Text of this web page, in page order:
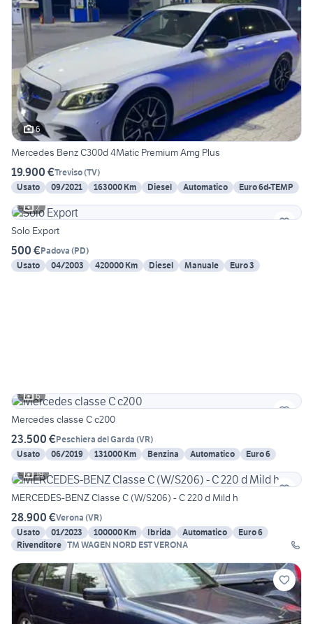
6
Mercedes Benz C300d 4Matic Premium Amg Plus
19.900 €Treviso(TV)
Usato
09/2021 163000 Km Diesel Automatico
Euro 6d-TEMP
2
Solo Export
500 €Padova (PD)
Usato
04/2003 420000 Km Diesel Manuale Euro 3
6
Mercedes classe C c200
23.500 €Peschiera del Garda (VR)
Usato
06/2019 131000 Km Benzina Automatico
Euro 6
19
MERCEDES-BENZ Classe C (W/S206) - C 220 d Mild h
28.900 €Verona (VR)
Usato
01/2023 100000 Km Ibrida Automatico
Euro 6
Rivenditore TM WAGEN NORD EST VERONA